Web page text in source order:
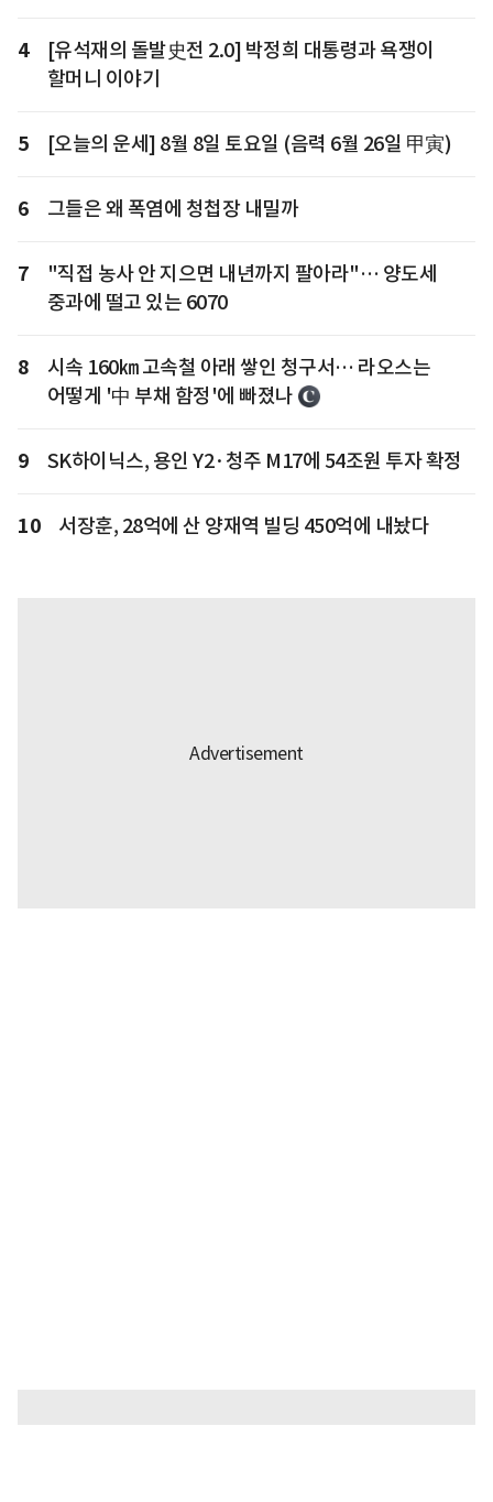
4
[유석재의 돌발史전 2.0] 박정희 대통령과 욕쟁이
할머니 이야기
5 [오늘의 운세] 8월 8일 토요일 (음력 6월 26일 甲寅)
6 그들은 왜 폭염에 청첩장 내밀까
7
"직접 농사 안 지으면 내년까지 팔아라"… 양도세
중과에 떨고 있는 6070
8
시속 160㎞ 고속철 아래 쌓인 청구서… 라오스는
어떻게 '中 부채 함정'에 빠졌나
9 SK하이닉스, 용인 Y2·청주 M17에 54조원 투자 확정
10 서장훈, 28억에 산 양재역 빌딩 450억에 내놨다